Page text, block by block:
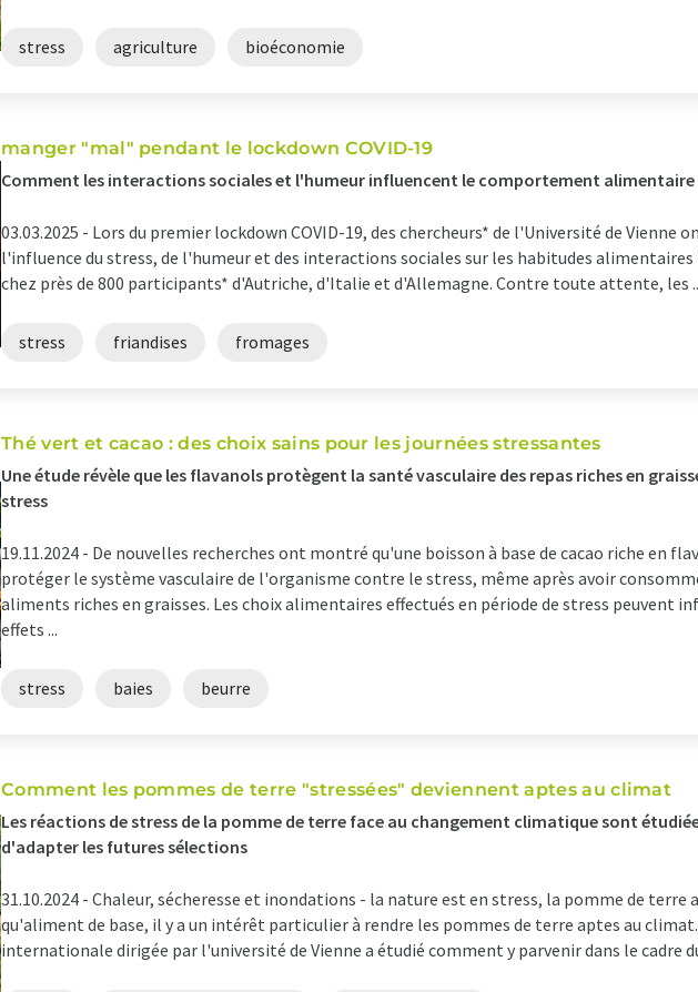
stress agriculture bioéconomie
manger "mal" pendant le lockdown COVID-19
Comment les interactions sociales et l'humeur influencent le comportement alimentaire
03.03.2025 - Lors du premier lockdown COVID-19, des chercheurs* de l'Université de Vienne
l'influence du stress, de l'humeur et des interactions sociales sur les habitudes
chez près de 800 participants* d'Autriche, d'Italie et d'Allemagne. Contre toute attente, les
stress friandises fromages
Thé vert et cacao : des choix sains pour les journées stressantes
Une étude révèle que les flavanols protègent la santé vasculaire des repas riches en
stress
19.11.2024 - De nouvelles recherches ont montré qu'une boisson à base de cacao riche en
protéger le système vasculaire de l'organisme contre le stress, même après avoir
aliments riches en graisses. Les choix alimentaires effectués en période de stress peuvent
effets ...
stress baies beurre
Comment les pommes de terre "stressées" deviennent aptes au climat
Les réactions de stress de la pomme de terre face au changement climatique sont
d'adapter les futures sélections
31.10.2024 - Chaleur, sécheresse et inondations - la nature est en stress, la pomme de terre
qu'aliment de base, il y a un intérêt particulier à rendre les pommes de terre aptes au climat.
internationale dirigée par l'université de Vienne a étudié comment y parvenir dans le cadre